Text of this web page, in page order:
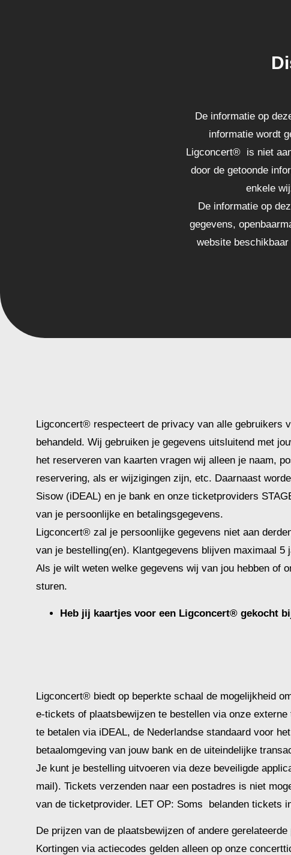
De informatie op
informatie wordt
Ligconcert® is niet
door de getoonde
enkele
De informatie op
gegevens,
website
Ligconcert® respecteert de privacy van alle gebruikers
behandeld. Wij gebruiken je gegevens uitsluitend met
het reserveren van kaarten vragen wij alleen je naam,
reservering, als er wijzigingen zijn, etc. Daarnaast
Sisow (iDEAL) en je bank en onze ticketproviders
van je persoonlijke en betalingsgegevens.
Ligconcert® zal je persoonlijke gegevens niet aan
van je bestelling(en). Klantgegevens blijven maximaal
Als je wilt weten welke gegevens wij van jou hebben of
sturen.
Heb jij kaartjes voor een Ligconcert® gekocht
Ligconcert® biedt op beperkte schaal de mogelijkheid
e-tickets of plaatsbewijzen te bestellen via onze
te betalen via iDEAL, de Nederlandse standaard voor
betaalomgeving van jouw bank en de uiteindelijke
Je kunt je bestelling uitvoeren via deze beveiligde
mail). Tickets verzenden naar een postadres is niet
van de ticketprovider. LET OP: Soms belanden tickets
De prijzen van de plaatsbewijzen of andere
Kortingen via actiecodes gelden alleen op onze